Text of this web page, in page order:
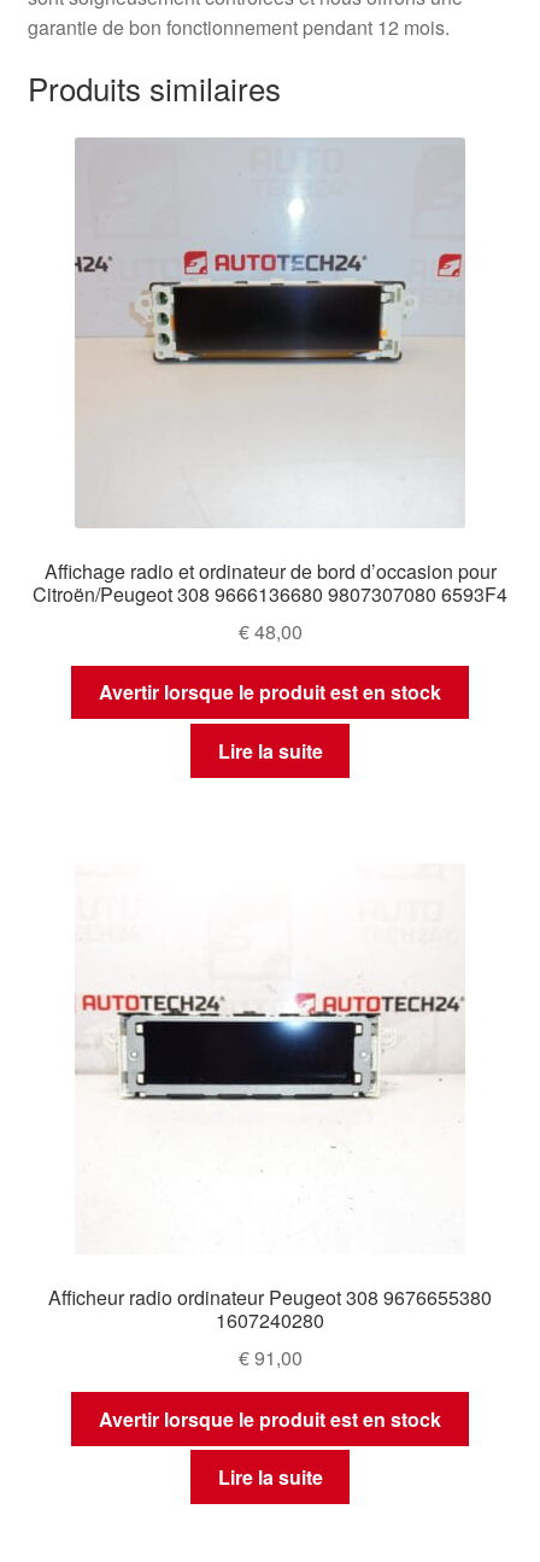
garantie de bon fonctionnement pendant 12 mois.
Produits similaires
Affichage radio et ordinateur de bord d’occasion pour
Citroën/Peugeot 308 9666136680 9807307080 6593F4
€48,00
Avertir lorsque le produit est en stock
Lire la suite
Afficheur radio ordinateur Peugeot 308 9676655380
1607240280
€91,00
Avertir lorsque le produit est en stock
Lire la suite